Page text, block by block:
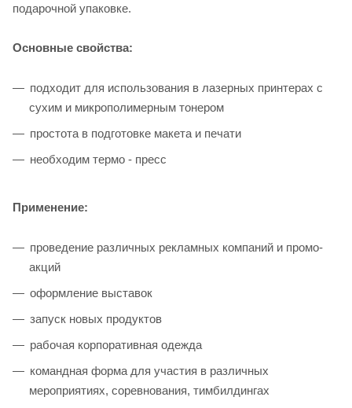
подарочной упаковке.
Основные свойства:
подходит для использования в лазерных принтерах с
сухим и микрополимерным тонером
простота в подготовке макета и печати
необходим термо - пресс
Применение:
проведение различных рекламных компаний и промо-
акций
оформление выставок
запуск новых продуктов
рабочая корпоративная одежда
командная форма для участия в различных
мероприятиях, соревнования, тимбилдингах